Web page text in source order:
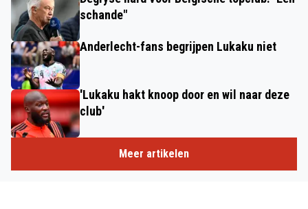
schande"
Anderlecht-fans begrijpen Lukaku niet
'Lukaku hakt knoop door en wil naar deze
club'
Meer artikelen